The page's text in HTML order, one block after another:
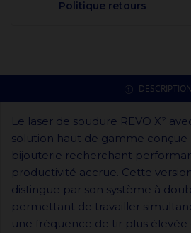
Politique retours
DESCRIPTION
Le laser de soudure REVO X²
solution haut de gamme conçue
bijouterie recherchant
productivité accrue. Cette
distingue par son système à
permettant de travailler
une fréquence de tir plus